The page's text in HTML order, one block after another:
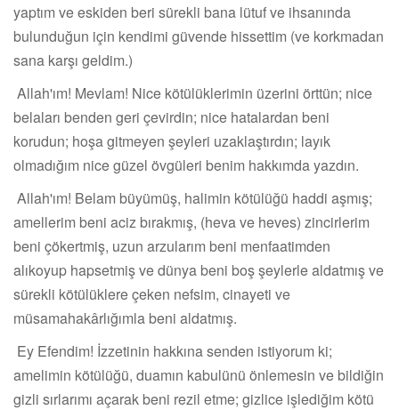
yaptım ve eskiden beri sürekli bana lütuf ve ihsanında
bulunduğun için kendimi güvende hissettim (ve korkmadan
sana karşı geldim.)
Allah'ım! Mevlam! Nice kötülüklerimin üzerini örttün; nice
belaları benden geri çevirdin; nice hatalardan beni
korudun; hoşa gitmeyen şeyleri uzaklaştırdın; layık
olmadığım nice güzel övgüleri benim hakkımda yazdın.
Allah'ım! Belam büyümüş, halimin kötülüğü haddi aşmış;
amellerim beni aciz bırakmış, (heva ve heves) zincirlerim
beni çökertmiş, uzun arzularım beni menfaatimden
alıkoyup hapsetmiş ve dünya beni boş şeylerle aldatmış ve
sürekli kötülüklere çeken nefsim, cinayeti ve
müsamahakârlığımla beni aldatmış.
Ey Efendim! İzzetinin hakkına senden istiyorum ki;
amelimin kötülüğü, duamın kabulünü önlemesin ve bildiğin
gizli sırlarımı açarak beni rezil etme; gizlice işlediğim kötü